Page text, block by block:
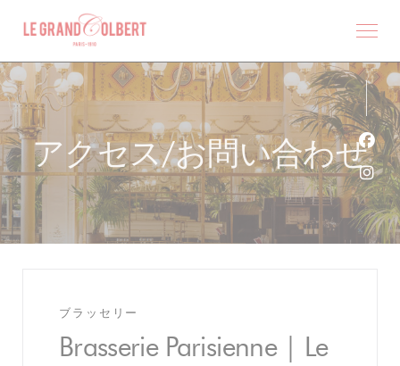
クッキー利用の管理について
アクセス/お問い合わせ
ブラッセリー
Brasserie Parisienne | Le